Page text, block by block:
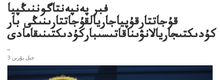
فبر پەنپەنتاگوننىڭپيا
قۇجاتتارقۇپياجاريالقۇجاتتارىنىڭى بار
كۇدىكتىجاريالانۋىناقاتىسىباركۇدىكتىنىقامادى
..
3 جىل بۇرىن